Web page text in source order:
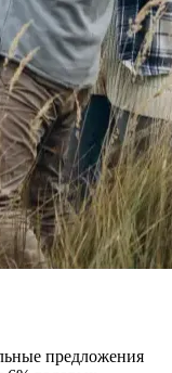
предложения